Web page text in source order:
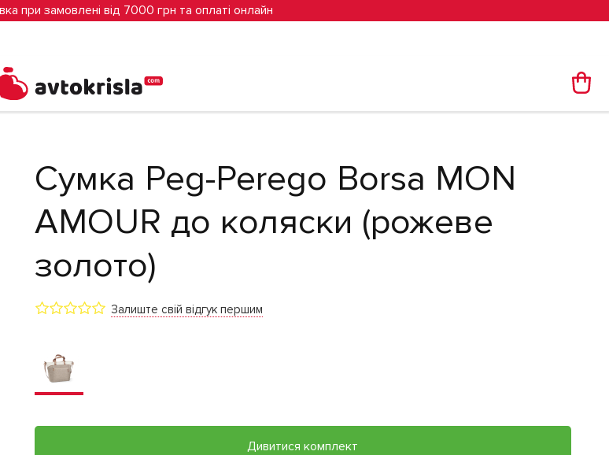
при замовлені від 7000 грн та оплаті онлайн
Сумка Peg-Perego Borsa MON
AMOUR до коляски (рожеве
золото)
Залиште свій відгук першим
Дивитися комплект